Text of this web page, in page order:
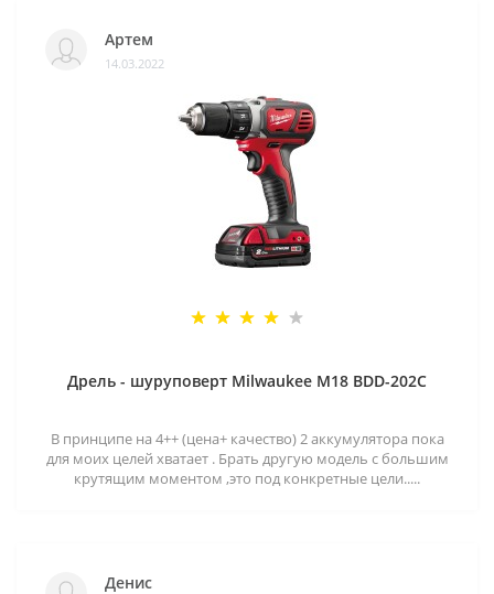
Артем
14.03.2022
Дрель - шуруповерт Milwaukee M18 BDD-202C
В принципе на 4++ (цена+ качество) 2 аккумулятора пока
для моих целей хватает . Брать другую модель с большим
крутящим моментом ,это под конкретные цели.....
Денис